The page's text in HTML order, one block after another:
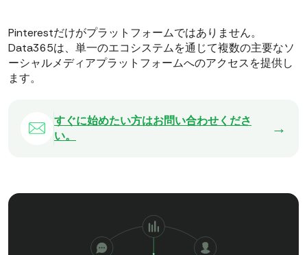
Pinterestだけがプラットフォームではありません。
Data365は、単一のエコシステムを通じて複数の主要なソ
ーシャルメディアプラットフォームへのアクセスを提供し
ます。
すぐに始めたい方はお問い合わせくださ
い。
→